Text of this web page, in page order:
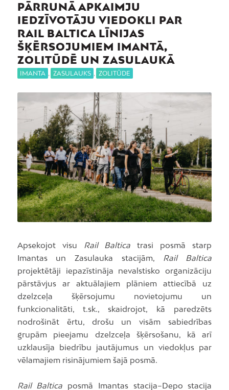
PĀRRUNĀ APKAIMJU
IEDZĪVOTĀJU VIEDOKLI PAR
RAIL BALTICA LĪNIJAS
ŠĶĒRSOJUMIEM IMANTĀ,
ZOLITŪDĒ UN ZASULAUKĀ
IMANTA , ZASULAUKS , ZOLITŪDE
Apsekojot visu Rail Baltica trasi posmā starp
Imantas un Zasulauka stacijām,
Rail Baltica
projektētāji iepazīstināja nevalstisko organizāciju
pārstāvjus ar aktuālajiem plāniem attiecībā uz
dzelzceļa šķērsojumu novietojumu un
funkcionalitāti, t.sk., skaidrojot, kā paredzēts
nodrošināt ērtu, drošu un visām sabiedrības
grupām pieejamu dzelzceļa šķērsošanu, kā arī
uzklausīja biedrību jautājumus un viedokļus par
vēlamajiem risinājumiem šajā posmā.
Rail Baltica posmā Imantas stacija–Depo stacija